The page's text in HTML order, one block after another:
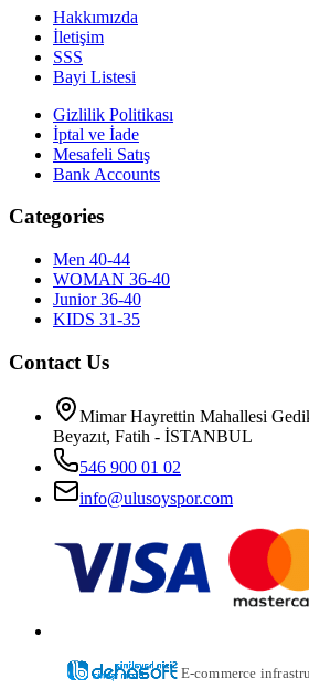
Hakkımızda
İletişim
SSS
Bayi Listesi
Gizlilik Politikası
İptal ve İade
Mesafeli Satış
Bank Accounts
Categories
Men 40-44
WOMAN 36-40
Junior 36-40
KIDS 31-35
Contact Us
Mimar Hayrettin Mahallesi
Beyazıt, Fatih - İSTANBUL
546 900 01 02
info@ulusoyspor.com
E-commerce